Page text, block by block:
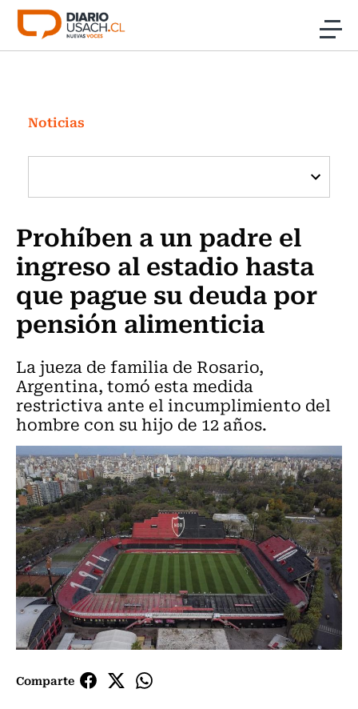
Click acá para ir directamente al contenido
Investigación
Cultura
Programas Radio y TV Usach
Noticias
Prohíben a un padre el
ingreso al estadio hasta
que pague su deuda por
pensión alimenticia
La jueza de familia de Rosario,
Argentina, tomó esta medida
restrictiva ante el incumplimiento del
hombre con su hijo de 12 años.
Comparte